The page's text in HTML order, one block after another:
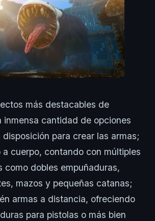
más destacables de
inmensa cantidad de opciones
para crear las armas;
cuerpo, contando con múltiples
como dobles empuñaduras,
mazos y pequeñas catanas;
armas a distancia, ofreciendo
para pistolas o más bien